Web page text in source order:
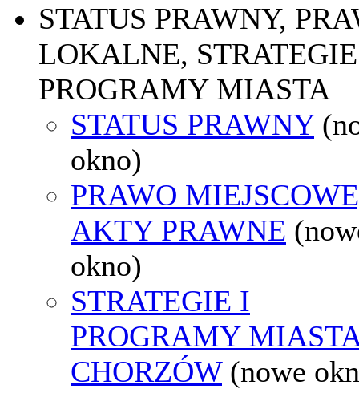
STATUS PRAWNY,
LOKALNE,
PROGRAMY MIASTA
STATUS PRAWNY
okno)
PRAWO
AKTY PRAWNE
okno)
STRATEGIE I
PROGRAMY
CHORZÓW (nowe